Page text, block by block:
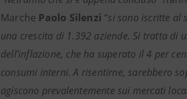
Marche Paolo Silenzi“si sono iscritte al
una crescita di 1.392 aziende. Si tratta di
dell’inflazione, che ha superato il 4 per
consumi interni. A risentirne, sarebbero
agiscono prevalentemente sui mercati